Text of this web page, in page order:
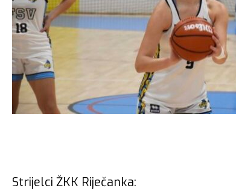
Strijelci ŽKK Riječanka: